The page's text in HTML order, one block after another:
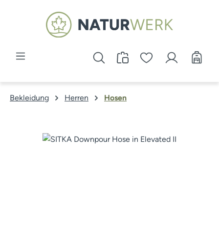
Zum Hauptinhalt springen
Bekleidung Herren Hosen
Bildergalerie überspringen